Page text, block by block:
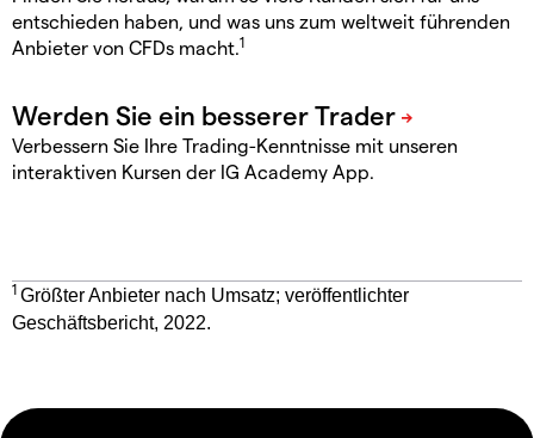
entschieden haben, und was uns zum weltweit führenden
Anbieter von CFDs macht.1
Verbessern Sie Ihre Trading-Kenntnisse mit unseren
interaktiven Kursen der IG Academy App.
1 Größter Anbieter nach Umsatz; veröffentlichter
Geschäftsbericht, 2022.